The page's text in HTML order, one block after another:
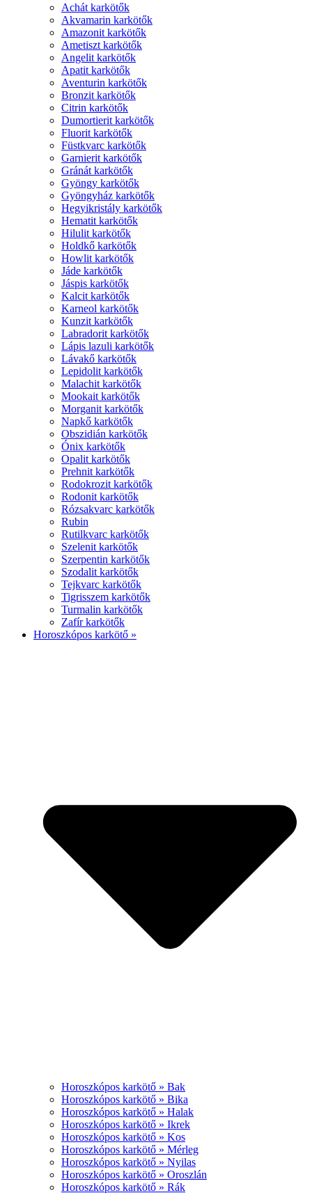
Achát karkötők
Akvamarin karkötők
Amazonit karkötők
Ametiszt karkötők
Angelit karkötők
Apatit karkötők
Aventurin karkötők
Bronzit karkötők
Citrin karkötők
Dumortierit karkötők
Fluorit karkötők
Füstkvarc karkötők
Garnierit karkötők
Gránát karkötők
Gyöngy karkötők
Gyöngyház karkötők
Hegyikristály karkötők
Hematit karkötők
Hilulit karkötők
Holdkő karkötők
Howlit karkötők
Jáde karkötők
Jáspis karkötők
Kalcit karkötők
Karneol karkötők
Kunzit karkötők
Labradorit karkötők
Lápis lazuli karkötők
Lávakő karkötők
Lepidolit karkötők
Malachit karkötők
Mookait karkötők
Morganit karkötők
Napkő karkötők
Obszidián karkötők
Ónix karkötők
Opalit karkötők
Prehnit karkötők
Rodokrozit karkötők
Rodonit karkötők
Rózsakvarc karkötők
Rubin
Rutilkvarc karkötők
Szelenit karkötők
Szerpentin karkötők
Szodalit karkötők
Tejkvarc karkötők
Tigrisszem karkötők
Turmalin karkötők
Zafír karkötők
Horoszkópos karkötő »
Horoszkópos karkötő » Bak
Horoszkópos karkötő » Bika
Horoszkópos karkötő » Halak
Horoszkópos karkötő » Ikrek
Horoszkópos karkötő » Kos
Horoszkópos karkötő » Mérleg
Horoszkópos karkötő » Nyilas
Horoszkópos karkötő » Oroszlán
Horoszkópos karkötő » Rák